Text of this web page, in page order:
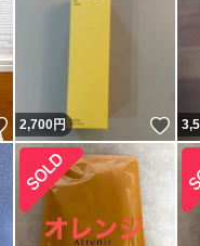
いいね！
2,700円 い